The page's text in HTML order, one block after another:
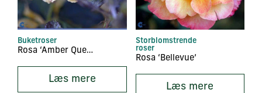
Buketroser
Rosa ‘Amber Queen’
Læs mere
Storblomstrende
roser
Rosa ‘Bellevue’
Læs mere